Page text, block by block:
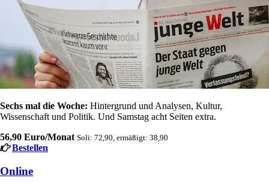
Sechs mal die Woche: Hintergrund und Analysen, Kultur,
Wissenschaft und Politik. Und Samstag acht Seiten extra.
56,90 Euro/Monat Soli: 72,90, ermäßigt: 38,90
Bestellen
Online